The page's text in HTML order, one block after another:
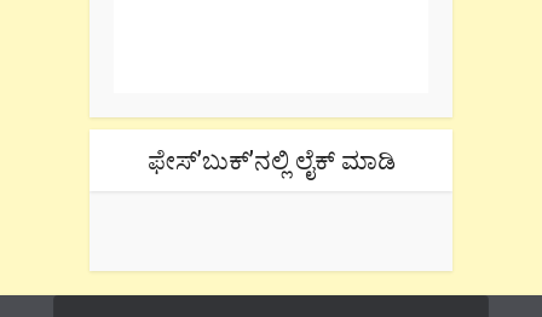
ಫೇಸ್’ಬುಕ್’ನಲ್ಲಿ ಲೈಕ್ ಮಾಡಿ